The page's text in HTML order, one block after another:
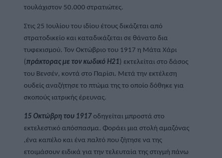
τουλάχιστον 50.000 στρατιώτες.
Στις 25 Ιουλίου του ιδίου έτους δικάζεται από
στρατοδικείο και καταδικάζεται σε θάνατο δια
τυφεκισμού. Τον Οκτώβριο του 1917 η Μάτα Χάρι
(πράκτορας με τον κωδικό Η21) εκτελείται στο δάσος
του Βενσέν, κοντά στο Παρίσι. Μετά την εκτέλεση
ουδείς αναζήτησε το πτώμα της το οποίο δόθηκε για
σκοπούς ιατρικής έρευνας.
15 Οκτώβρη του 1917 οδηγείται μπροστά στο
εκτελεστικό απόσπασμα. Φοράει μια στολή αμαζόνας
,ένα καπέλο και ένα παλτό που ζήτησε να της
ετοιμάσουν ειδικά για την τελευταία της στιγμή πάνω